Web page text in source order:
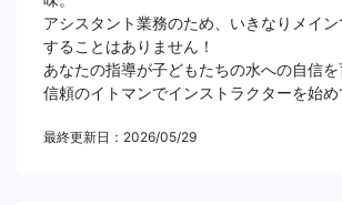
アシスタント業務のため、いきなりメイ
することはありません！
あなたの指導が子どもたちの水への自信を
信頼のイトマンでインストラクターを始め
最終更新日：2026/05/29